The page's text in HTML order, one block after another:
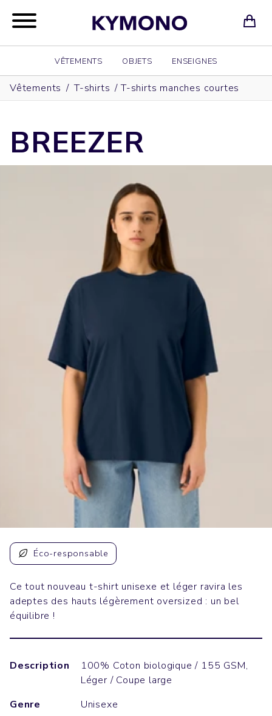
VÊTEMENTS OBJETS ENSEIGNES
Vêtements / T-shirts /T-shirts manches courtes
BREEZER
Éco-responsable
Ce tout nouveau t-shirt unisexe et léger ravira les
adeptes des hauts légèrement oversized : un bel
équilibre !
Description
100% Coton biologique / 155 GSM,
Léger / Coupe large
Genre
Unisexe